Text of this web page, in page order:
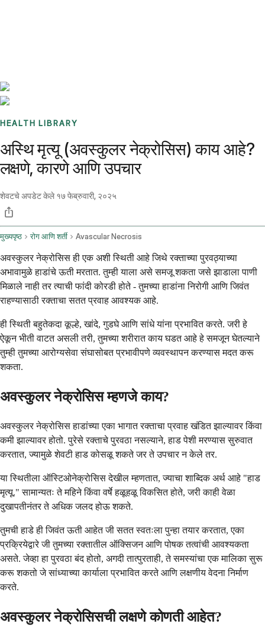
HEALTH LIBRARY
अस्थि मृत्यू (अवस्कुलर नेक्रोसिस) काय आहे?
लक्षणे, कारणे आणि उपचार
शेवटचे अपडेट केले १७ फेब्रुवारी, २०२५
मुख्यपृष्ठ रोग आणि शर्ती Avascular Necrosis
अवस्कुलर नेक्रोसिस ही एक अशी स्थिती आहे जिथे रक्ताच्या पुरवठ्याच्या
अभावामुळे हाडांचे ऊती मरतात. तुम्ही याला असे समजू शकता जसे झाडाला पाणी
मिळाले नाही तर त्याची फांदी कोरडी होते - तुमच्या हाडांना निरोगी आणि जिवंत
राहण्यासाठी रक्ताचा सतत प्रवाह आवश्यक आहे.
ही स्थिती बहुतेकदा कूल्हे, खांदे, गुडघे आणि सांधे यांना प्रभावित करते. जरी हे
ऐकून भीती वाटत असली तरी, तुमच्या शरीरात काय घडत आहे हे समजून घेतल्याने
तुम्ही तुमच्या आरोग्यसेवा संघासोबत प्रभावीपणे व्यवस्थापन करण्यास मदत करू
शकता.
अवस्कुलर नेक्रोसिस म्हणजे काय?
अवस्कुलर नेक्रोसिस हाडांच्या एका भागात रक्ताचा प्रवाह खंडित झाल्यावर किंवा
कमी झाल्यावर होतो. पुरेसे रक्ताचे पुरवठा नसल्याने, हाड पेशी मरण्यास सुरुवात
करतात, ज्यामुळे शेवटी हाड कोसळू शकते जर ते उपचार न केले तर.
या स्थितीला ऑस्टिओनेक्रोसिस देखील म्हणतात, ज्याचा शाब्दिक अर्थ आहे "हाड
मृत्यू." सामान्यतः ते महिने किंवा वर्षे हळूहळू विकसित होते, जरी काही वेळा
दुखापतीनंतर ते अधिक जलद होऊ शकते.
तुमची हाडे ही जिवंत ऊती आहेत जी सतत स्वतःला पुन्हा तयार करतात, एका
प्रक्रियेद्वारे जी तुमच्या रक्तातील ऑक्सिजन आणि पोषक तत्वांची आवश्यकता
असते. जेव्हा हा पुरवठा बंद होतो, अगदी तात्पुरताही, ते समस्यांचा एक मालिका सुरू
करू शकतो जे सांध्याच्या कार्याला प्रभावित करते आणि लक्षणीय वेदना निर्माण
करते.
अवस्कुलर नेक्रोसिसची लक्षणे कोणती आहेत?